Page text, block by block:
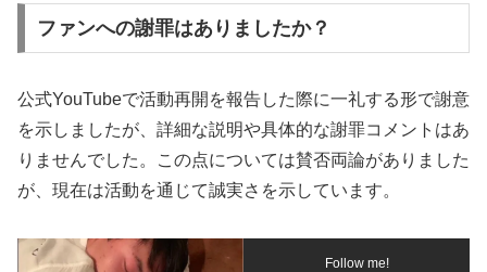
ファンへの謝罪はありましたか？
公式YouTubeで活動再開を報告した際に一礼する形で謝意
を示しましたが、詳細な説明や具体的な謝罪コメントはあ
りませんでした。この点については賛否両論がありました
が、現在は活動を通じて誠実さを示しています。
Follow me!